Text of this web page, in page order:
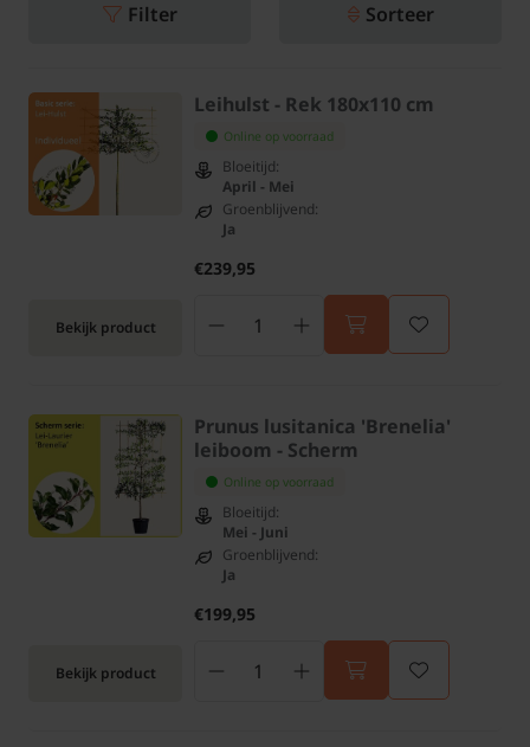
Filter Sorteer
Bekijk product
Leihulst - Rek 180x110 cm
Online op voorraad
Bloeitijd:
April - Mei
Groenblijvend:
Ja
€239,95
Bekijk product
Prunus lusitanica 'Brenelia'
leiboom - Scherm
Online op voorraad
Bloeitijd:
Mei - Juni
Groenblijvend:
Ja
€199,95